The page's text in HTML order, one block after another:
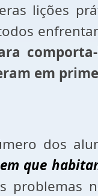
lições
em
dos
que
problemas